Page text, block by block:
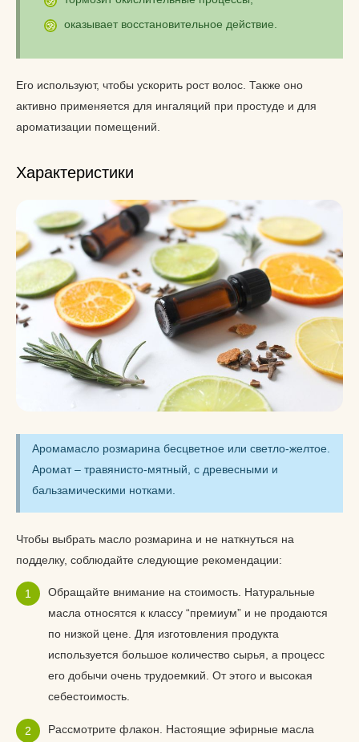
оказывает восстановительное действие.
Его используют, чтобы ускорить рост волос. Также оно
активно применяется для ингаляций при простуде и для
ароматизации помещений.
Характеристики
Аромамасло розмарина бесцветное или светло-желтое.
Аромат – травянисто-мятный, с древесными и
бальзамическими нотками.
Чтобы выбрать масло розмарина и не наткнуться на
подделку, соблюдайте следующие рекомендации:
Обращайте внимание на стоимость. Натуральные
масла относятся к классу “премиум” и не продаются
по низкой цене. Для изготовления продукта
используется большое количество сырья, а процесс
его добычи очень трудоемкий. От этого и высокая
себестоимость.
Рассмотрите флакон. Настоящие эфирные масла